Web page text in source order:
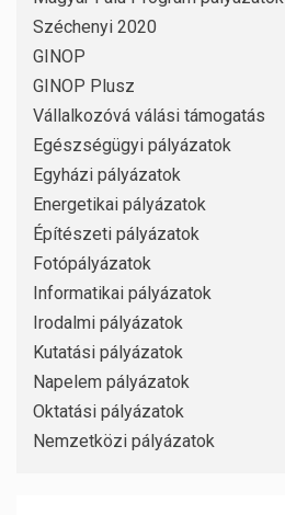
Széchenyi 2020
GINOP
GINOP Plusz
Vállalkozóvá válási támogatás
Egészségügyi pályázatok
Egyházi pályázatok
Energetikai pályázatok
Építészeti pályázatok
Fotópályázatok
Informatikai pályázatok
Irodalmi pályázatok
Kutatási pályázatok
Napelem pályázatok
Oktatási pályázatok
Nemzetközi pályázatok